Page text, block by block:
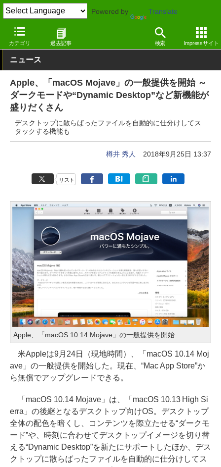
Powered by Translate
カテゴリ 過去記事 検索 Impressサイト
窓の杜 システム・ファイル Mac
ニュース
Apple、「macOS Mojave」の一般提供を開始 ～
ダークモードや“Dynamic Desktop”など新機能が
盛りだくさん
デスクトップに散らばったファイルを自動的に仕分けしてス
タックする機能も
樽井 秀人 2018年9月25日 13:37
リスト
Apple、「macOS 10.14 Mojave」の一般提供を開始
米Appleは9月24日（現地時間）、「macOS 10.14 Moj
ave」の一般提供を開始した。現在、“Mac App Store”か
ら無償でアップグレードできる。
「macOS 10.14 Mojave」は、「macOS 10.13 High Si
erra」の後継となるデスクトップ向けOS。デスクトップ
全体の配色を暗くし、コンテンツを際立たせる“ダークモ
ード”や、時刻に合わせてデスクトップイメージを切り替
える“Dynamic Desktop”を新たにサポートしたほか、デス
クトップに散らばったファイルを自動的に仕分けしてス